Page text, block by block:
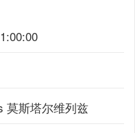
莫斯塔尔维列兹